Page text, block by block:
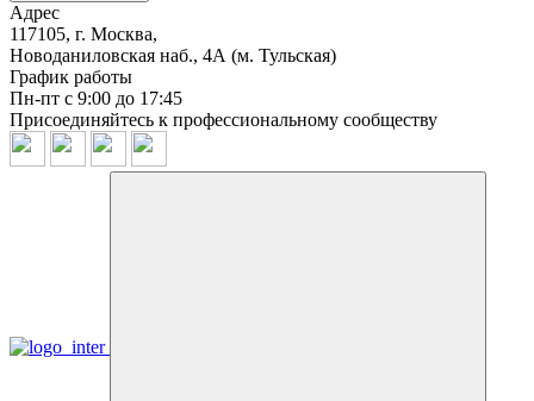
Адрес
117105, г. Москва,
Новоданиловская наб., 4А (м. Тульская)
График работы
Пн-пт с 9:00 до 17:45
Присоединяйтесь к профессиональному сообществу